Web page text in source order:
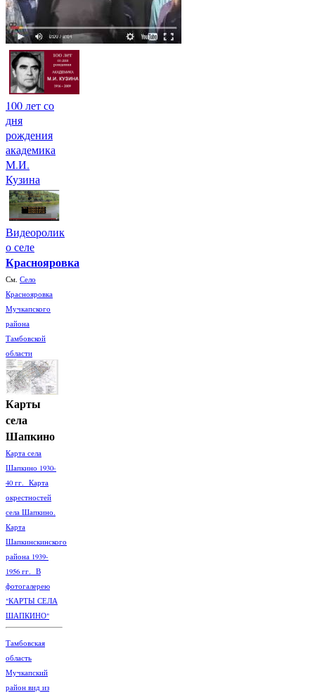
100 лет со
дня
рождения
академика
М.И.
Кузина
Видеоролик
о селе
Краснояровка
См. Село
Краснояровка
Мучкапского
района
Тамбовской
области
Карты
села
Шапкино
Карта села
Шапкино 1930-
40 гг. Карта
окрестностей
села Шапкино.
Карта
Шапкинскинского
района 1939-
1956 гг. В
фотогалерею
"КАРТЫ СЕЛА
ШАПКИНО"
Тамбовская
область
Мучкапский
район вид из